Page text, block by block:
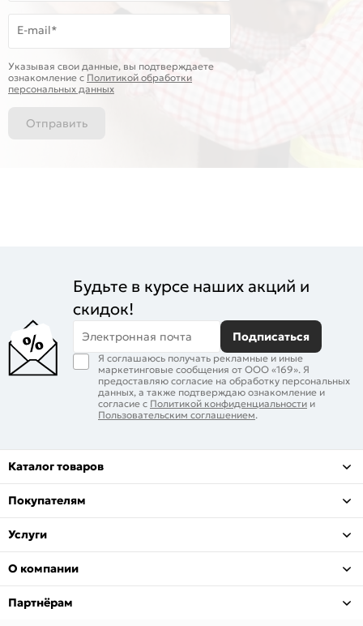
E-mail*
Указывая свои данные, вы подтверждаете
ознакомление c Политикой обработки
персональных данных
Отправить
Будьте в курсе наших акций и
скидок!
Электронная почта Подписаться
Я соглашаюсь получать рекламные и иные
маркетинговые сообщения от ООО «169». Я
предоставляю согласие на обработку персональных
данных, а также подтверждаю ознакомление и
согласие с Политикой конфиденциальности и
Пользовательским соглашением.
Каталог товаров
Покупателям
Услуги
О компании
Партнёрам